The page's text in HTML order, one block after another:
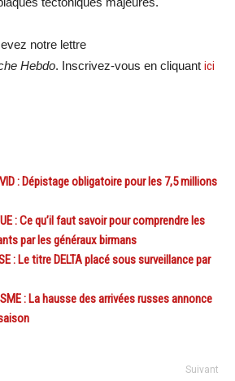
notre lettre
Hebdo. Inscrivez-vous en cliquant ici
: Dépistage obligatoire pour les 7,5 millions
: Ce qu’il faut savoir pour comprendre les
par les généraux birmans
: Le titre DELTA placé sous surveillance par
: La hausse des arrivées russes annonce
Suivant